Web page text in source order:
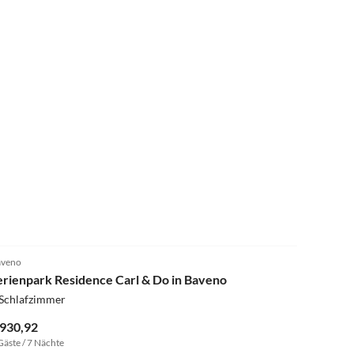
Residence Carl & Do in Baveno
/ 7 Nächte